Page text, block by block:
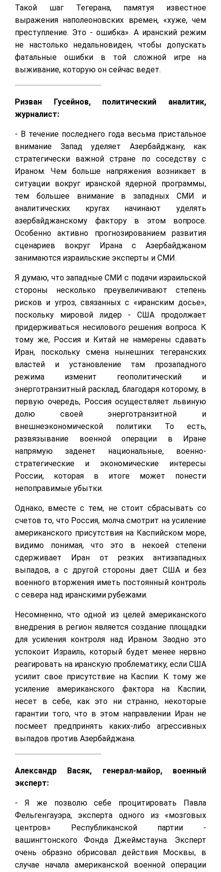
Такой шаг Тегерана, памятуя известное
выражения наполеоновских времен, «хуже, чем
преступление. Это - ошибка». А иранский режим
не настолько недальновиден, чтобы допускать
фатальные ошибки в той сложной игре на
выживание, которую он сейчас ведет.
Ризван Гусейнов, политический аналитик,
журналист:
- В течение последнего года весьма пристальное
внимание Запад уделяет Азербайджану, как
стратегически важной стране по соседству с
Ираном. Чем больше напряжения возникает в
ситуации вокруг иранской ядерной программы,
тем большее внимание в западных СМИ и
аналитических кругах начинают уделять
азербайджанскому фактору в этом вопросе.
Особенно активно прогнозированием развития
сценариев вокруг Ирана с Азербайджаном
занимаются израильские эксперты и СМИ.
Я думаю, что западные СМИ с подачи израильской
стороны несколько преувеличивают степень
рисков и угроз, связанных с «иранским досье»,
поскольку мировой лидер - США продолжает
придерживаться несилового решения вопроса. К
тому же, Россия и Китай не намерены сдавать
Иран, поскольку смена нынешних тегеранских
властей и установление там прозападного
режима изменит геополитический и
энерготранзитный расклад, благодаря которому, в
первую очередь, Россия осуществляет львиную
долю своей энерготранзитной и
внешнеэкономической политики. То есть,
развязывание военной операции в Иране
напрямую заденет национальные, военно-
стратегические и экономические интересы
России, которая в итоге может понести
непоправимые убытки.
Однако, вместе с тем, не стоит сбрасывать со
счетов то, что Россия, молча смотрит на усиление
американского присутствия на Каспийском море,
видимо понимая, что это в некоей степени
сдерживает Иран от резких антизападных
выпадов, а с другой стороны дает США и без
военного вторжения иметь постоянный контроль
с севера над иранскими рубежами.
Несомненно, что одной из целей американского
внедрения в регион является создание площадки
для усиления контроля над Ираном. Заодно это
успокоит Израиль, который будет менее нервно
реагировать на иранскую проблематику, если США
усилит свое присутствие на Каспии. К тому же
усиление американского фактора на Каспии,
несет в себе, как это ни странно, некоторые
гарантии того, что в этом направлении Иран не
посмеет предпринять каких-либо агрессивных
выпадов против Азербайджана.
Александр Васяк, генерал-майор, военный
эксперт:
- Я же позволю себе процитировать Павла
Фельгенгауэра, эксперта одного из «мозговых
центров» Республиканской партии -
вашингтонского Фонда Джеймстауна. Эксперт
очень образно обрисовал действия Москвы, в
случае начала американской военной операции